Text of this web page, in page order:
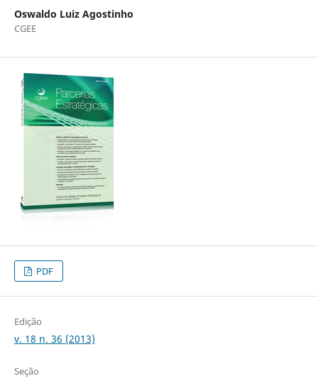
Oswaldo Luiz Agostinho
CGEE
PDF
Edição
v. 18 n. 36 (2013)
Seção